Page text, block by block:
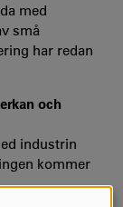
med
små
har redan
och
industrin
kommer